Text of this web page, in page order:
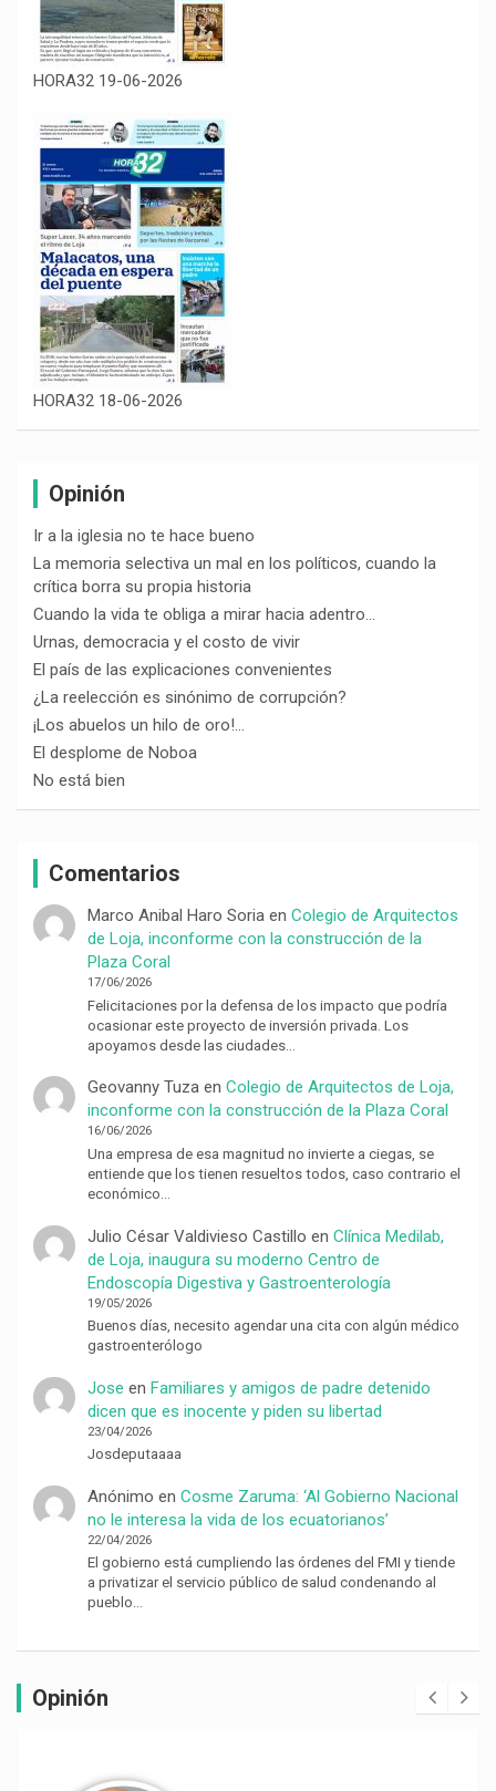
HORA32 19-06-2026
HORA32 18-06-2026
Opinión
Ir a la iglesia no te hace bueno
La memoria selectiva un mal en los políticos, cuando la
crítica borra su propia historia
Cuando la vida te obliga a mirar hacia adentro…
Urnas, democracia y el costo de vivir
El país de las explicaciones convenientes
¿La reelección es sinónimo de corrupción?
¡Los abuelos un hilo de oro!…
El desplome de Noboa
No está bien
Comentarios
Marco Anibal Haro Soriaen Colegio de Arquitectos
de Loja, inconforme con la construcción de la
Plaza Coral
17/06/2026
Felicitaciones por la defensa de los impacto que podría
ocasionar este proyecto de inversión privada. Los
apoyamos desde las ciudades…
Geovanny Tuzaen Colegio de Arquitectos de Loja,
inconforme con la construcción de la Plaza Coral
16/06/2026
Una empresa de esa magnitud no invierte a ciegas, se
entiende que los tienen resueltos todos, caso contrario el
económico…
Julio César Valdivieso Castillo en Clínica Medilab,
de Loja, inaugura su moderno Centro de
Endoscopía Digestiva y Gastroenterología
19/05/2026
Buenos días, necesito agendar una cita con algún médico
gastroenterólogo
Jose en Familiares y amigos de padre detenido
dicen que es inocente y piden su libertad
23/04/2026
Josdeputaaaa
Anónimo en Cosme Zaruma: ‘Al Gobierno Nacional
no le interesa la vida de los ecuatorianos’
22/04/2026
El gobierno está cumpliendo las órdenes del FMI y tiende
a privatizar el servicio público de salud condenando al
pueblo…
Opinión